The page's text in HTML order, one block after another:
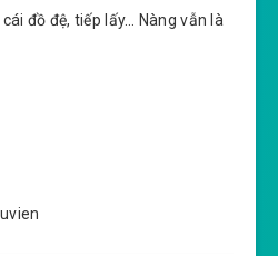
đồ đệ, tiếp lấy… Nàng vẫn là